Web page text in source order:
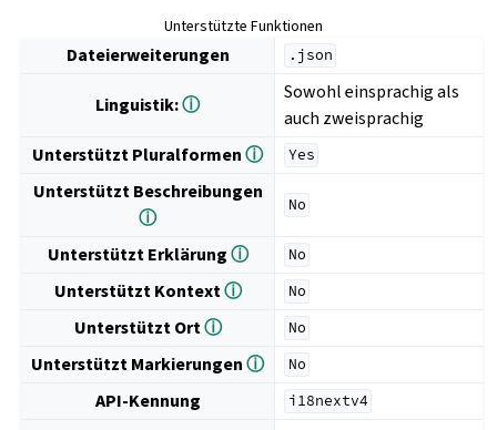
Unterstützte Funktionen
Dateierweiterungen .json
Linguistik:ⓘ
Sowohl einsprachig als
auch zweisprachig
Unterstützt Pluralformenⓘ Yes
Unterstützt Beschreibungen
ⓘ
No
Unterstützt Erklärungⓘ No
Unterstützt Kontextⓘ No
Unterstützt Ortⓘ No
Unterstützt Markierungenⓘ No
API-Kennung i18nextv4